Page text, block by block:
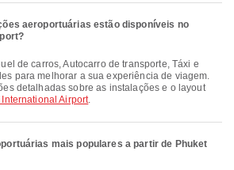
aeroportuárias estão disponíveis no
para melhorar a sua experiência de viagem.
detalhadas sobre as instalações e o layout
International Airport.
mais populares a partir de Phuket